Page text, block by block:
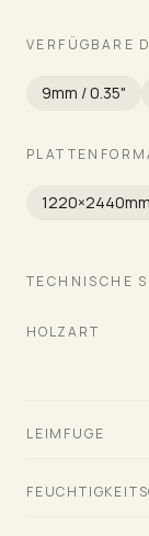
VERFÜGBARE
9mm / 0.35"
TECHNISCHE
HOLZART
LEIMFUGE